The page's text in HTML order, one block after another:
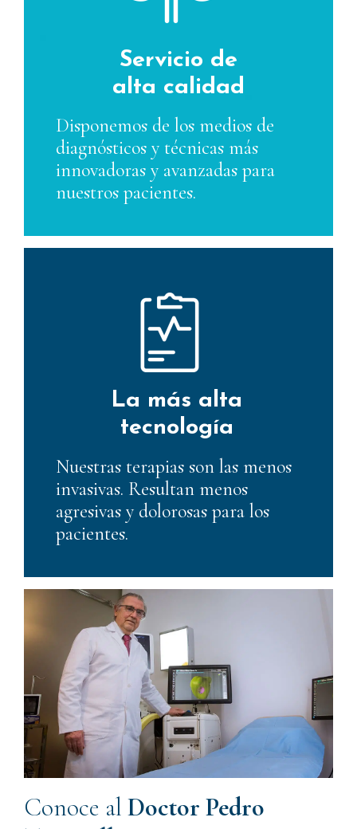
Servicio de
alta calidad
Disponemos de los medios de
diagnósticos y técnicas más
innovadoras y avanzadas para
nuestros pacientes.
La más alta
tecnología
Nuestras terapias son las menos
invasivas. Resultan menos
agresivas y dolorosas para los
pacientes.
Conoce al Doctor Pedro